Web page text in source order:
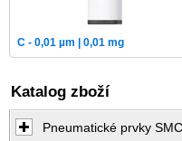
C - 0,01 µm | 0,01 mg
Katalog zboží
Pneumatické prvky SMC